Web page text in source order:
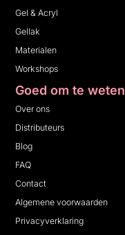
Gel & Acryl
Gellak
Materialen
Workshops
Goed om te weten
Over ons
Distributeurs
Blog
FAQ
Contact
Algemene voorwaarden
Privacyverklaring